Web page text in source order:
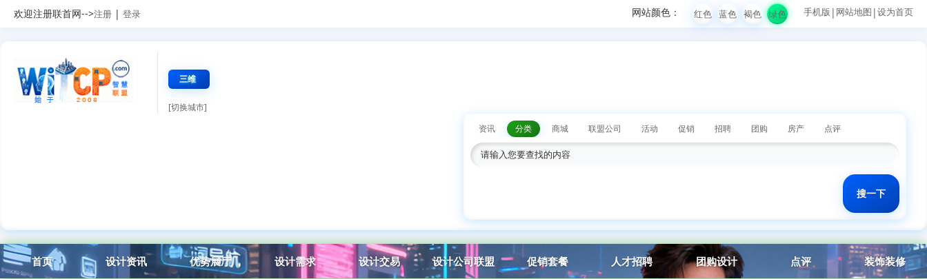
欢迎注册联首网-->注册 | 登录 手机版 | 网站地图 |设为首页
红色 蓝色 褐色 绿色
网站颜色：
三维
[切换城市]
资讯
分类 商城 联盟公司 活动 促销 招聘 团购 房产 点评
首页 设计资讯 优势展厅 设计需求 设计交易 设计公司联盟 促销套餐 人才招聘 团购设计 点评 装饰装修